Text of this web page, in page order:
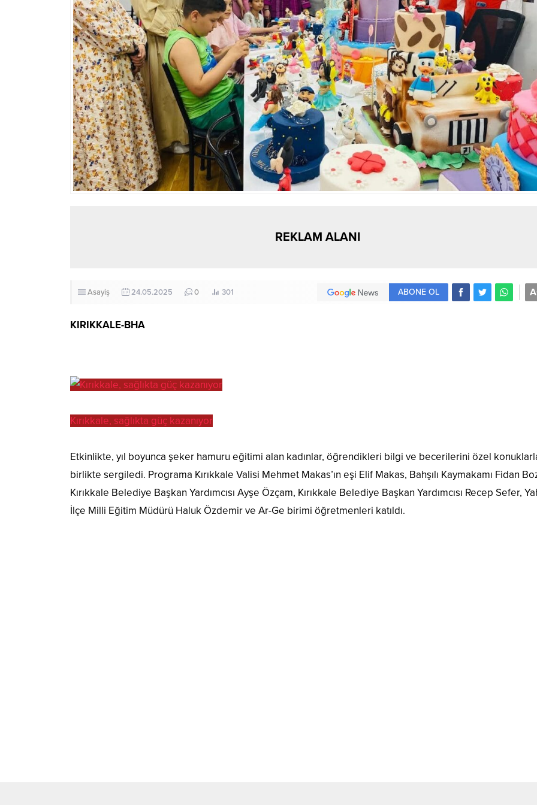
REKLAM ALANI
Asayiş 24.05.2025 0 301 A
ABONE OL
KIRIKKALE-BHA
Kırıkkale, sağlıkta güç kazanıyor
Etkinlikte, yıl boyunca şeker hamuru eğitimi alan kadınlar, öğrendikleri bilgi ve becerilerini özel
birlikte sergiledi. Programa Kırıkkale Valisi Mehmet Makas’ın eşi Elif Makas, Bahşılı Kaymakamı Fidan
Kırıkkale Belediye Başkan Yardımcısı Ayşe Özçam, Kırıkkale Belediye Başkan Yardımcısı Recep Sefer,
İlçe Milli Eğitim Müdürü Haluk Özdemir ve Ar-Ge birimi öğretmenleri katıldı.